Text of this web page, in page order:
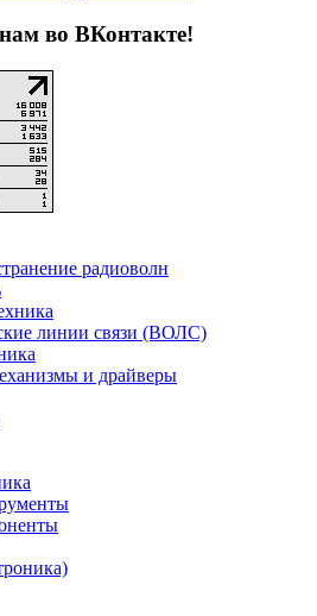
во ВКонтакте!
радиоволн
линии связи (ВОЛС)
и драйверы